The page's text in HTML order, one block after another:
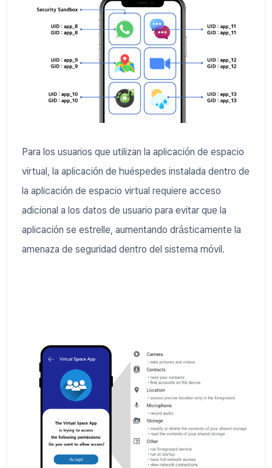
Para los usuarios que utilizan la aplicación de espacio
virtual, la aplicación de huéspedes instalada dentro de
la aplicación de espacio virtual requiere acceso
adicional a los datos de usuario para evitar que la
aplicación se estrelle, aumentando drásticamente la
amenaza de seguridad dentro del sistema móvil.